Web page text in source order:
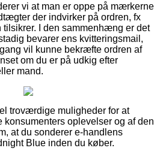
vi at man er oppe på mærkerne
der indvirker på ordren, fx
tilsikrer. I den sammenhæng er det
bevarer ens kvitteringsmail,
vil kunne bekræfte ordren af
om du er på udkig efter
mand.
troværdige muligheder for at
oplevelser og af den
at du sonderer e-handlens
Blue inden du køber.